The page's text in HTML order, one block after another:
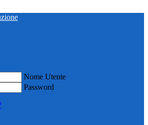
Nome Utente
Password